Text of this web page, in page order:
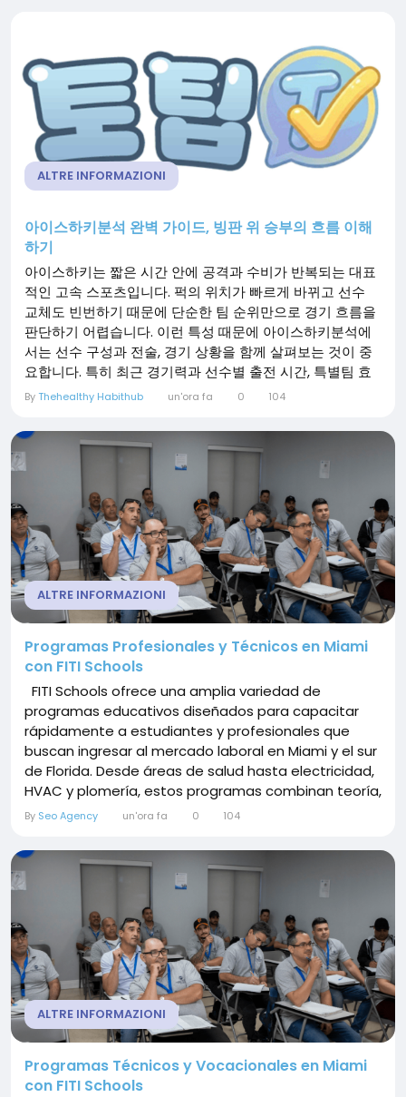
ALTRE INFORMAZIONI
아이스하키분석 완벽 가이드, 빙판 위 승부의 흐름 이해
하기
아이스하키는 짧은 시간 안에 공격과 수비가 반복되는 대표
적인 고속 스포츠입니다. 퍽의 위치가 빠르게 바뀌고 선수
교체도 빈번하기 때문에 단순한 팀 순위만으로 경기 흐름을
판단하기 어렵습니다. 이런 특성 때문에 아이스하키분석에
서는 선수 구성과 전술, 경기 상황을 함께 살펴보는 것이 중
요합니다. 특히 최근 경기력과 선수별 출전 시간, 특별팀 효
율, 골텐더의 컨디션을 종합적으로 확인하면 경기의 흐름을
가장 먼저 확인할 팀 전력 아이스하키분석의 출발점은 양 팀
의 기본 전력 비교입니다. 최근 승패만 보는 것보다 공격 생
산성과 수비 안정성, 득점 기회 창출 능력을 함께 확인해야
합니다. 한 팀이 연승 중이라고 해도 핵심 선수의 결장이나
골텐더 교체가 발생하면 경기 양상이 크게 달라질 수 있습니
다. 따라서 최근 경기 결과와 함께 현재 선수 구성까지 확인
하는 것이 중요합니다. 라인 로테이션과 아이스 타임의 중요
성 아이스하키에서는 선수들이...
ByThehealthy Habithub un'ora fa 0 104
ALTRE INFORMAZIONI
Programas Profesionales y Técnicos en Miami
con FITI Schools
FITI Schools ofrece una amplia variedad de
programas educativos diseñados para capacitar
rápidamente a estudiantes y profesionales que
buscan ingresar al mercado laboral en Miami y el sur
de Florida. Desde áreas de salud hasta electricidad,
HVAC y plomería, estos programas combinan teoría,
práctica y certificaciones reconocidas.
quienes buscan trabajar en el cuidado de pacientes,
FITI...
By Seo Agency un'ora fa 0 104
ALTRE INFORMAZIONI
Programas Técnicos y Vocacionales en Miami
con FITI Schools